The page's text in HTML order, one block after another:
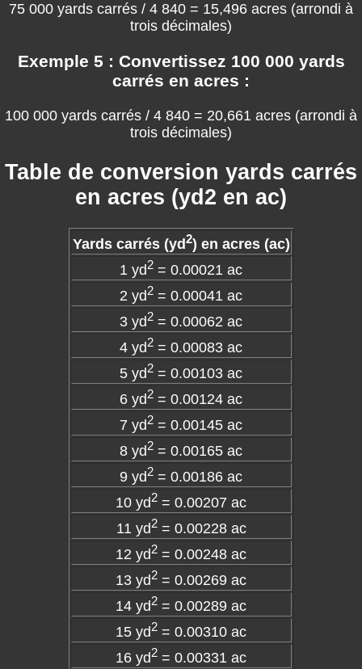
75 000 yards carrés / 4 840 = 15,496 acres (arrondi à
trois décimales)
Exemple 5 : Convertissez 100 000 yards
carrés en acres :
100 000 yards carrés / 4 840 = 20,661 acres (arrondi à
trois décimales)
Table de conversion yards carrés
en acres (yd2 en ac)
Yards carrés (yd2) en acres (ac)
1 yd2 = 0.00021 ac
2 yd2 = 0.00041 ac
3 yd2 = 0.00062 ac
4 yd2 = 0.00083 ac
5 yd2 = 0.00103 ac
6 yd2 = 0.00124 ac
7 yd2 = 0.00145 ac
8 yd2 = 0.00165 ac
9 yd2 = 0.00186 ac
10 yd2 = 0.00207 ac
11 yd2= 0.00228 ac
12 yd2 = 0.00248 ac
13 yd2 = 0.00269 ac
14 yd2 = 0.00289 ac
15 yd2 = 0.00310 ac
16 yd2 = 0.00331 ac